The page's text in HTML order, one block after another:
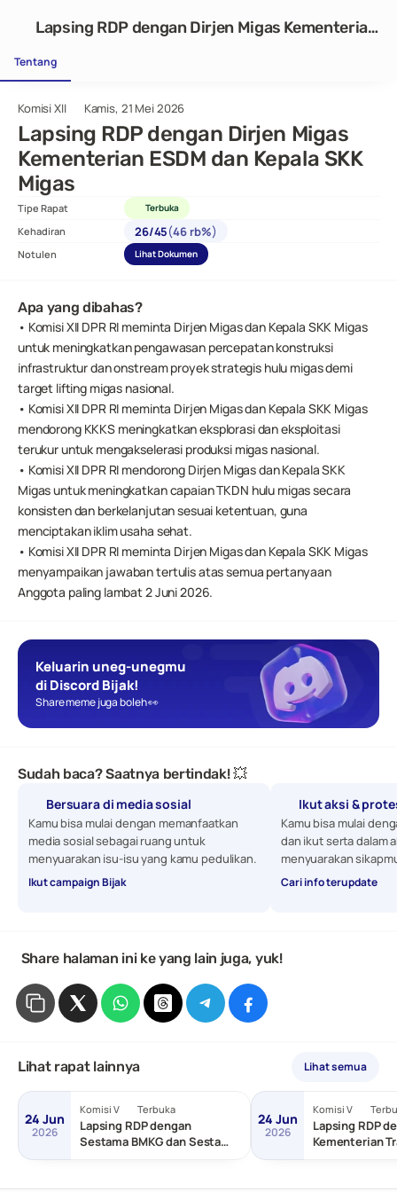
Komisi XII Kamis, 21 Mei 2026
Lapsing RDP dengan Dirjen Migas
Kementerian ESDM dan Kepala SKK
Migas
Tipe Rapat Terbuka
Kehadiran 26/45(46 rb%)
Notulen Lihat Dokumen
Apa yang dibahas?
• Komisi XII DPR RI meminta Dirjen Migas dan Kepala SKK Migas
untuk meningkatkan pengawasan percepatan konstruksi
infrastruktur dan onstream proyek strategis hulu migas demi
target lifting migas nasional.
• Komisi XII DPR RI meminta Dirjen Migas dan Kepala SKK Migas
mendorong KKKS meningkatkan eksplorasi dan eksploitasi
terukur untuk mengakselerasi produksi migas nasional.
• Komisi XII DPR RI mendorong Dirjen Migas dan Kepala SKK
Migas untuk meningkatkan capaian TKDN hulu migas secara
konsisten dan berkelanjutan sesuai ketentuan, guna
menciptakan iklim usaha sehat.
• Komisi XII DPR RI meminta Dirjen Migas dan Kepala SKK Migas
menyampaikan jawaban tertulis atas semua pertanyaan
Anggota paling lambat 2 Juni 2026.
Keluarin uneg-unegmu
di Discord Bijak!
Share meme juga boleh 👀
Sudah baca? Saatnya bertindak! 💥
Bersuara di media sosial
Kamu bisa mulai dengan memanfaatkan
media sosial sebagai ruang untuk
menyuarakan isu-isu yang kamu pedulikan.
Ikut campaign Bijak
Ikut aksi &
Kamu bisa mulai
dan ikut serta dalam
menyuarakan
Cari info terupdate
Share halaman ini ke yang lain juga, yuk!
Lihat rapat lainnya Lihat semua
24 Jun
2026
Komisi V Terbuka
Lapsing RDP dengan
Sestama BMKG dan Sestama
24 Jun
2026
Komisi V
Lapsing RDP
Kementerian
Lapsing RDP dengan Dirjen Migas Kementerian
Tentang